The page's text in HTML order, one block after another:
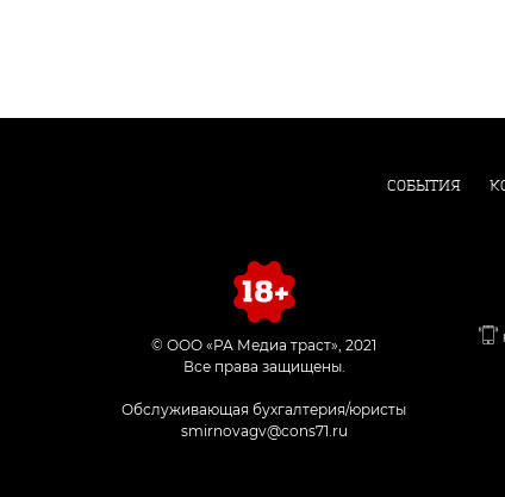
СОБЫТИЯ
© ООО «РА Медиа траст», 2021
Все права защищены.
Обслуживающая бухгалтерия/юристы
smirnovagv@cons71.ru